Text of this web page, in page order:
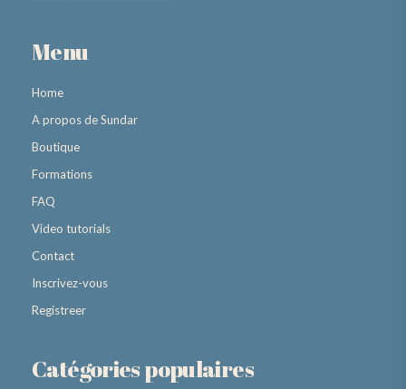
Menu
Home
A propos de Sundar
Boutique
Formations
FAQ
Video tutorials
Contact
Inscrivez-vous
Registreer
Catégories populaires